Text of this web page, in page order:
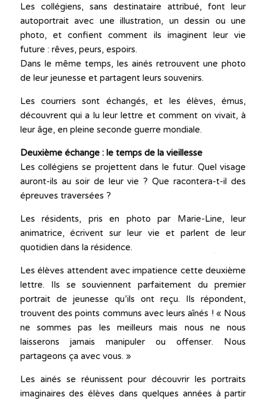
Les collégiens, sans destinataire attribué, font leur
autoportrait avec une illustration, un dessin ou une
photo, et confient comment ils imaginent leur vie
future : rêves, peurs, espoirs.
Dans le même temps, les ainés retrouvent une photo
de leur jeunesse et partagent leurs souvenirs.
Les courriers sont échangés, et les élèves, émus,
découvrent qui a lu leur lettre et comment on vivait, à
leur âge, en pleine seconde guerre mondiale.
Deuxième échange : le temps de la vieillesse
Les collégiens se projettent dans le futur. Quel visage
auront-ils au soir de leur vie ? Que racontera-t-il des
épreuves traversées ?
Les résidents, pris en photo par Marie-Line, leur
animatrice, écrivent sur leur vie et parlent de leur
quotidien dans la résidence.
Les élèves attendent avec impatience cette deuxième
lettre. Ils se souviennent parfaitement du premier
portrait de jeunesse qu’ils ont reçu. Ils répondent,
trouvent des points communs avec leurs aînés ! « Nous
ne sommes pas les meilleurs mais nous ne nous
laisserons jamais manipuler ou offenser. Nous
partageons ça avec vous. »
Les ainés se réunissent pour découvrir les portraits
imaginaires des élèves dans quelques années à partir